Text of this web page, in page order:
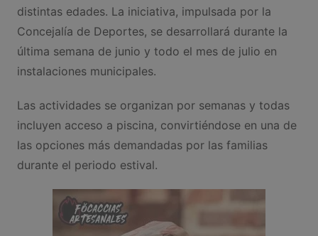
distintas edades. La iniciativa, impulsada por la
Concejalía de Deportes, se desarrollará durante la
última semana de junio y todo el mes de julio en
instalaciones municipales.
Las actividades se organizan por semanas y todas
incluyen acceso a piscina, convirtiéndose en una de
las opciones más demandadas por las familias
durante el periodo estival.